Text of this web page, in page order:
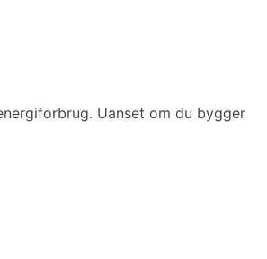
Uanset om du bygger